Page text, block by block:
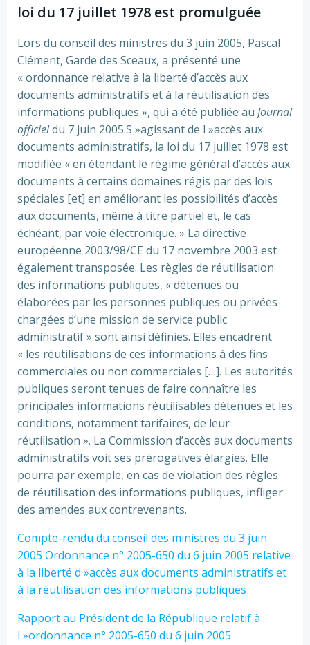
loi du 17 juillet 1978 est promulguée
Lors du conseil des ministres du 3 juin 2005, Pascal
Clément, Garde des Sceaux, a présenté une
« ordonnance relative à la liberté d’accès aux
documents administratifs et à la réutilisation des
informations publiques », qui a été publiée au Journal
officieldu 7 juin 2005.S »agissant de l »accès aux
documents administratifs, la loi du 17 juillet 1978 est
modifiée « en étendant le régime général d’accès aux
documents à certains domaines régis par des lois
spéciales [et] en améliorant les possibilités d’accès
aux documents, même à titre partiel et, le cas
échéant, par voie électronique. » La directive
européenne 2003/98/CE du 17 novembre 2003 est
également transposée. Les règles de réutilisation
des informations publiques, « détenues ou
élaborées par les personnes publiques ou privées
chargées d’une mission de service public
administratif » sont ainsi définies. Elles encadrent
« les réutilisations de ces informations à des fins
commerciales ou non commerciales […]. Les autorités
publiques seront tenues de faire connaître les
principales informations réutilisables détenues et les
conditions, notamment tarifaires, de leur
réutilisation ». La Commission d’accès aux documents
administratifs voit ses prérogatives élargies. Elle
pourra par exemple, en cas de violation des règles
de réutilisation des informations publiques, infliger
des amendes aux contrevenants.
Compte-rendu du conseil des ministres du 3 juin
2005 Ordonnance n° 2005-650 du 6 juin 2005 relative
à la liberté d »accès aux documents administratifs et
à la réutilisation des informations publiques
Rapport au Président de la République relatif à
l »ordonnance n° 2005-650 du 6 juin 2005